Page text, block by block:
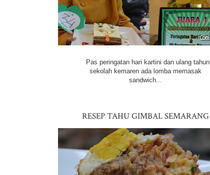
Pas peringatan hari kartini dan ulang tahun
sekolah kemaren ada lomba memasak
sandwich...
RESEP TAHU GIMBAL SEMARANG